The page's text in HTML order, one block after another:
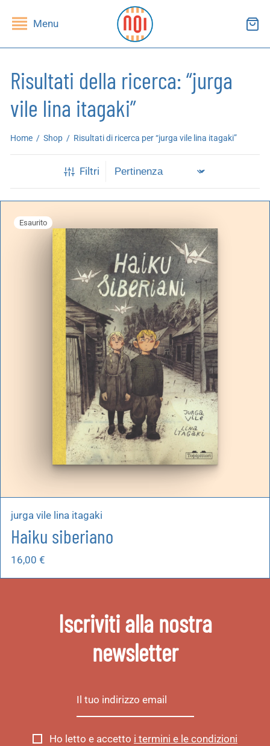
Menu
Risultati della ricerca: “jurga
vile lina itagaki”
Home / Shop / Risultati di ricerca per “jurga vile lina itagaki”
Filtri
Esaurito
jurga vile lina itagaki
Haiku siberiano
16,00 €
Iscriviti alla nostra
newsletter
Ho letto e accetto i termini e le condizioni
DI LETTURA